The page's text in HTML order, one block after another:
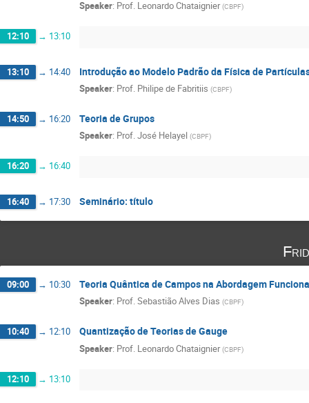
Speaker: Prof. Leonardo Chataignier (CBPF)
12:10 → 13:10
13:10 → 14:40 Introdução ao Modelo Padrão da Física de
Speaker: Prof. Philipe de Fabritiis (CBPF)
14:50 → 16:20 Teoria de Grupos
Speaker: Prof.José Helayel (CBPF)
16:20 → 16:40
16:40 → 17:30 Seminário: título
09:00 → 10:30 Teoria Quântica de Campos na Abordagem
Speaker: Prof.Sebastião Alves Dias (CBPF)
10:40 → 12:10 Quantização de Teorias de Gauge
Speaker: Prof. Leonardo Chataignier (CBPF)
12:10 → 13:10